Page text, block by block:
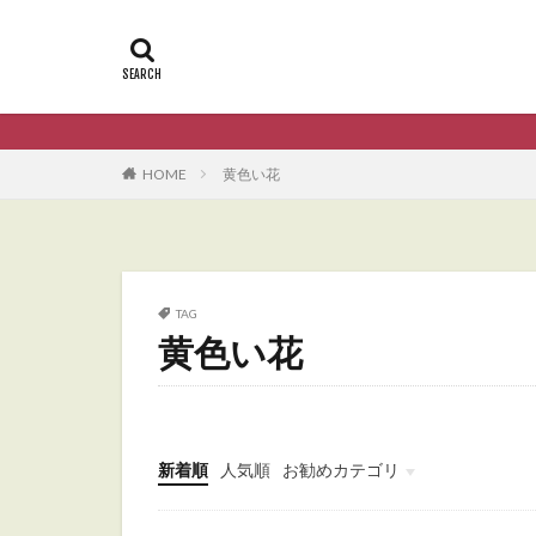
HOME 黄色い花
TAG
黄色い花
新着順 人気順
お勧めカテゴリ
Uncategorized